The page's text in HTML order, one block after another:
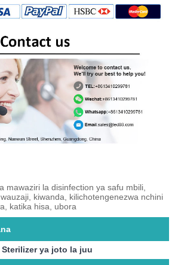
mawaziri la disinfection ya safu mbili,
kiwanda, kilichotengenezwa nchini
katika hisa, ubora
Sterilizer ya joto la juu